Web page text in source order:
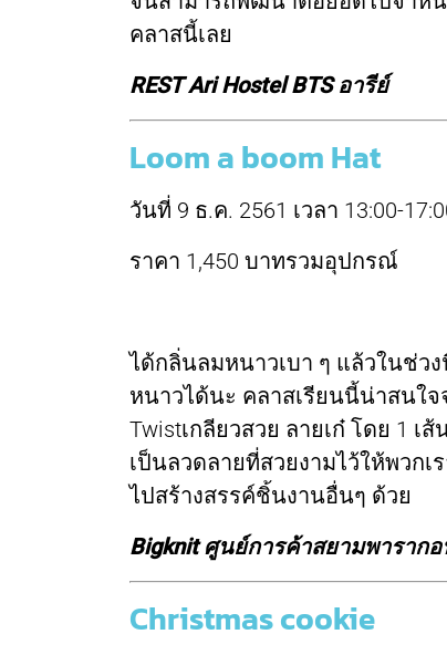
คลาสนี้เลย
REST Ari Hostel BTS อารีย์
Loom a boom Hat
วันที่ 9 ธ.ค. 2561 เวลา 13:00-
ราคา 1,450 บาทรวมอุปกรณ์
ได้กลิ่นลมหนาวเบา ๆ แล้วในช่ว
หนาวได้นะ คลาสเรียนนี้น่าสนใ
Twistเกลียวสวย ลายเก๋ โดย 1
เป็นลวดลายที่สวยงามไว้ให้พวก
ไปสร้างสรรค์ชิ้นงานอื่นๆ ด้วย
Bigknit ศูนย์การค้าสยามพารากอ
Christmas cookie